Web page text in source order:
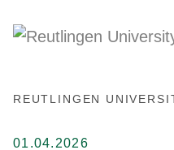
REUTLINGEN
01.04.2026